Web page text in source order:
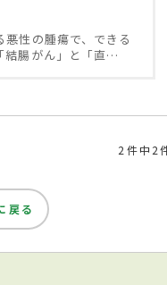
性の腫瘍で、できる
結腸がん」と「直…
2件中2
戻る